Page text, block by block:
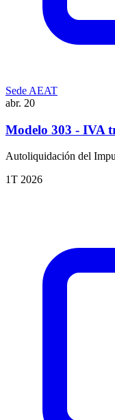
Sede AEAT
abr. 20
Modelo 303 - IVA
Autoliquidación del
1T 2026